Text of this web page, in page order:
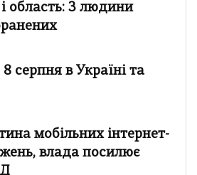
область: 3 людини
серпня в Україні та
мобільних інтернет-
влада посилює